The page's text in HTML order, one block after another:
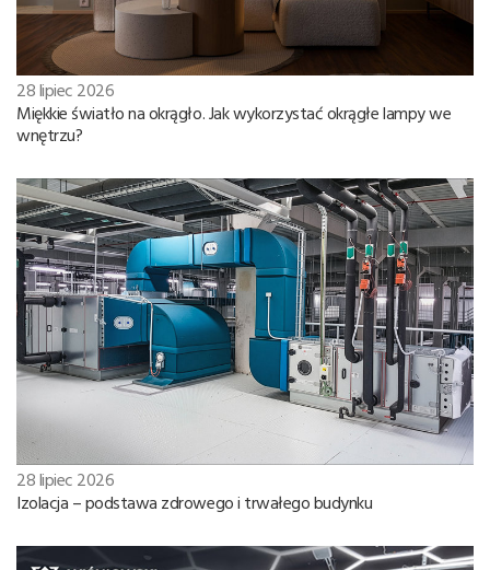
28 lipiec 2026
Miękkie światło na okrągło. Jak wykorzystać okrągłe lampy we
wnętrzu?
28 lipiec 2026
Izolacja – podstawa zdrowego i trwałego budynku